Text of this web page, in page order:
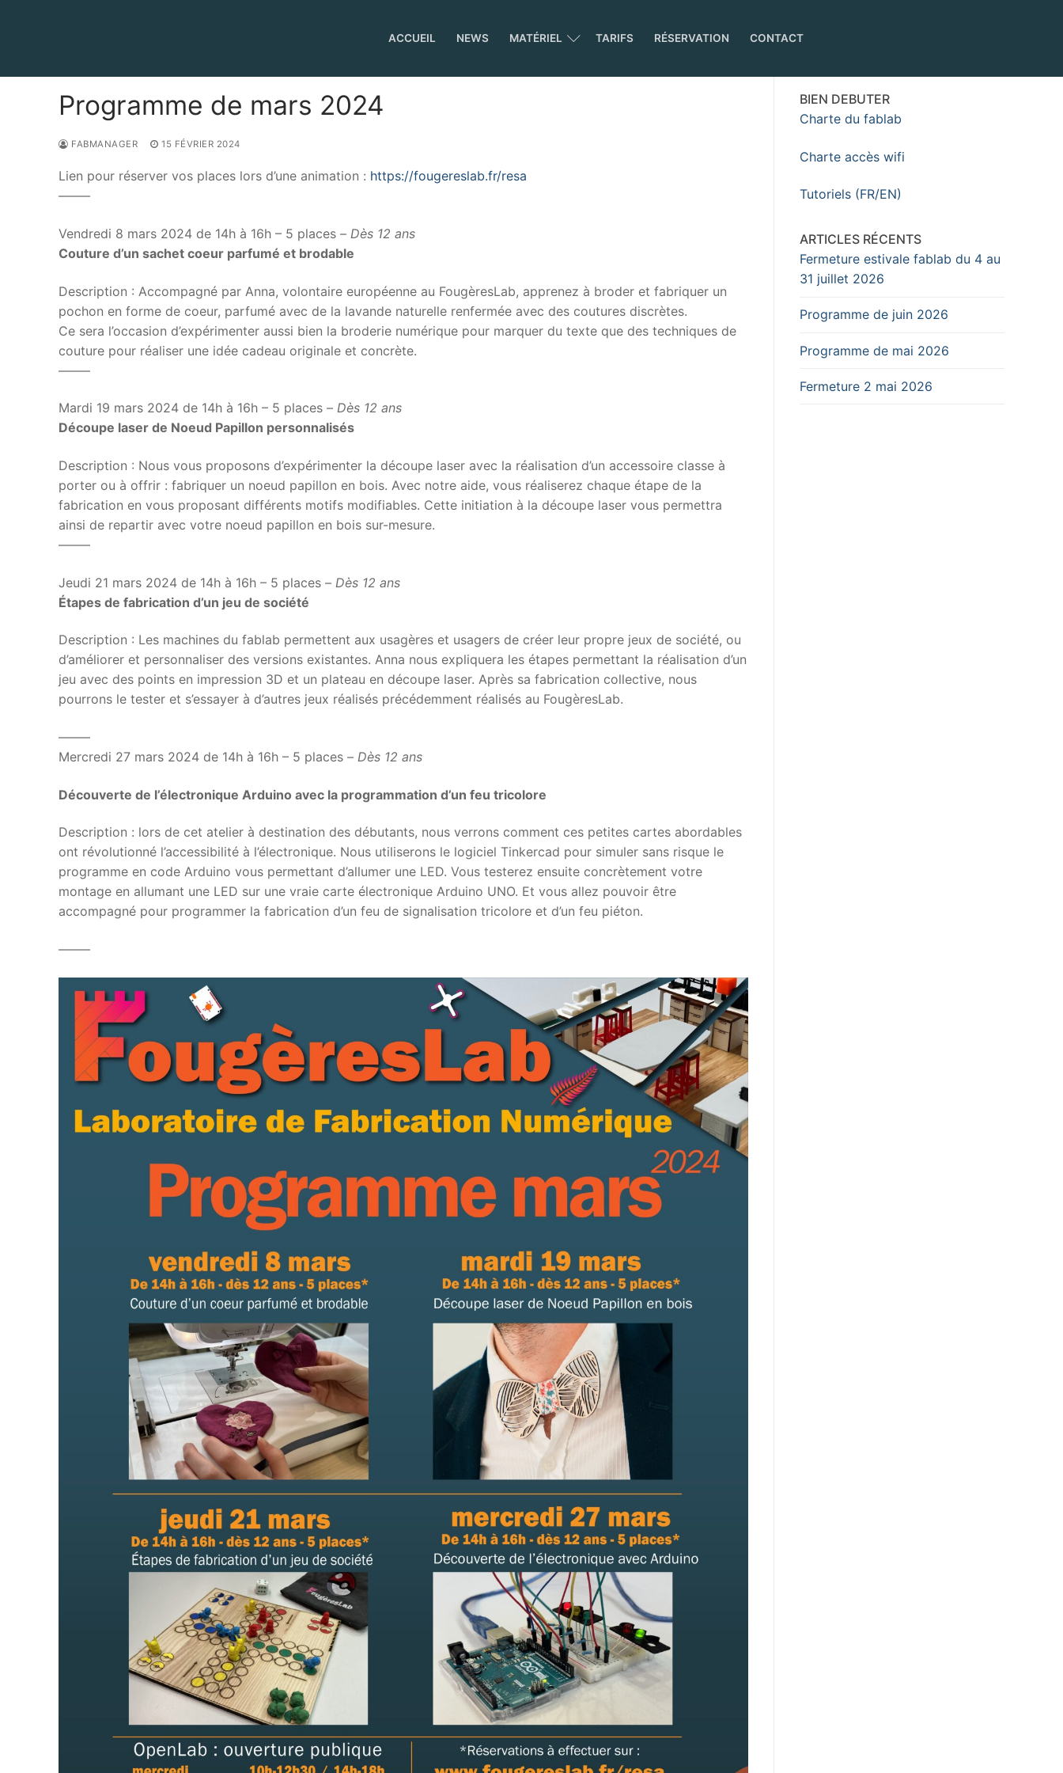
ACCUEIL NEWS MATÉRIEL TARIFS RÉSERVATION CONTACT
Programme de mars 2024
FABMANAGER 15 FÉVRIER 2024
Lien pour réserver vos places lors d’une animation : https://fougereslab.fr/resa
——–
Vendredi 8 mars 2024 de 14h à 16h – 5 places – Dès 12 ans
Couture d’un sachet coeur parfumé et brodable
Description : Accompagné par Anna, volontaire européenne au FougèresLab, apprenez à broder et fabriquer un
pochon en forme de coeur, parfumé avec de la lavande naturelle renfermée avec des coutures discrètes.
Ce sera l’occasion d’expérimenter aussi bien la broderie numérique pour marquer du texte que des techniques de
couture pour réaliser une idée cadeau originale et concrète.
——–
Mardi 19 mars 2024 de 14h à 16h – 5 places – Dès 12 ans
Découpe laser de Noeud Papillon personnalisés
Description : Nous vous proposons d’expérimenter la découpe laser avec la réalisation d’un accessoire classe à
porter ou à offrir : fabriquer un noeud papillon en bois. Avec notre aide, vous réaliserez chaque étape de la
fabrication en vous proposant différents motifs modifiables. Cette initiation à la découpe laser vous permettra
ainsi de repartir avec votre noeud papillon en bois sur-mesure.
——–
Jeudi 21 mars 2024 de 14h à 16h – 5 places – Dès 12 ans
Étapes de fabrication d’un jeu de société
Description : Les machines du fablab permettent aux usagères et usagers de créer leur propre jeux de société, ou
d’améliorer et personnaliser des versions existantes. Anna nous expliquera les étapes permettant la réalisation d’un
jeu avec des points en impression 3D et un plateau en découpe laser. Après sa fabrication collective, nous
pourrons le tester et s’essayer à d’autres jeux réalisés précédemment réalisés au FougèresLab.
——–
Mercredi 27 mars 2024 de 14h à 16h – 5 places – Dès 12 ans
Découverte de l’électronique Arduino avec la programmation d’un feu tricolore
Description : lors de cet atelier à destination des débutants, nous verrons comment ces petites cartes abordables
ont révolutionné l’accessibilité à l’électronique. Nous utiliserons le logiciel Tinkercad pour simuler sans risque le
programme en code Arduino vous permettant d’allumer une LED. Vous testerez ensuite concrètement votre
montage en allumant une LED sur une vraie carte électronique Arduino UNO. Et vous allez pouvoir être
accompagné pour programmer la fabrication d’un feu de signalisation tricolore et d’un feu piéton.
——–
BIEN DEBUTER
Charte du fablab
Charte accès wifi
Tutoriels (FR/EN)
ARTICLES RÉCENTS
Fermeture estivale fablab du 4 au
31 juillet 2026
Programme de juin 2026
Programme de mai 2026
Fermeture 2 mai 2026